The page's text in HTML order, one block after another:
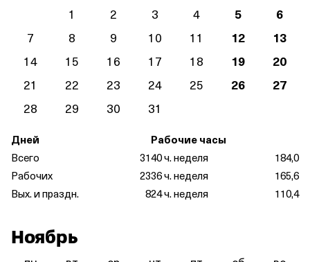
1
2 3 4 5
6
7
8 9 10 11 12
13
14
15 16 17 18 19
20
21
22 23 24 25 26
27
28
29 30 31
Дней
Всего
31
Рабочих
23
Вых. и праздн.
8
Рабочие часы
40 ч. неделя
184,0
36 ч. неделя
165,6
24 ч. неделя
110,4
Ноябрь